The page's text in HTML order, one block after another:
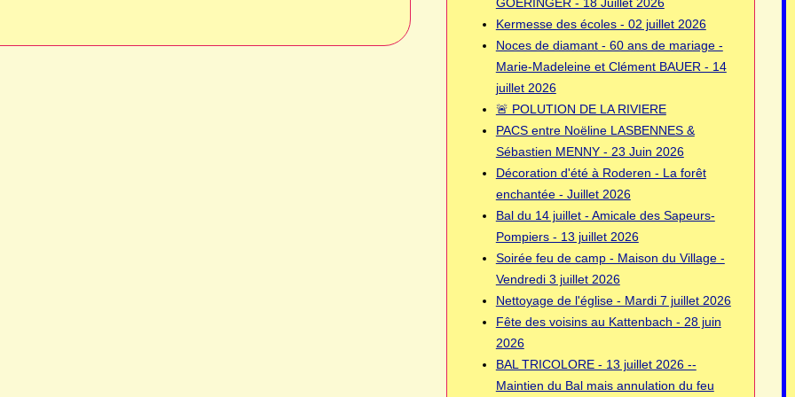
Kermesse des écoles - 02 juillet 2026
Noces de diamant - 60 ans de mariage -
Marie-Madeleine et Clément BAUER - 14
juillet 2026
🚨 POLUTION DE LA RIVIERE
PACS entre Noëline LASBENNES &
Sébastien MENNY - 23 Juin 2026
Décoration d'été à Roderen - La forêt
enchantée - Juillet 2026
Bal du 14 juillet - Amicale des Sapeurs-
Pompiers - 13 juillet 2026
Soirée feu de camp - Maison du Village -
Vendredi 3 juillet 2026
Nettoyage de l'église - Mardi 7 juillet 2026
Fête des voisins au Kattenbach - 28 juin
2026
BAL TRICOLORE - 13 juillet 2026 --
Maintien du Bal mais annulation du feu